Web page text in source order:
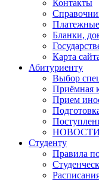
Контакты
Бланки,
Карта
Абитуриенту
Выбор
Приёмная
Прием
НОВОСТИ
Студенту
Правила